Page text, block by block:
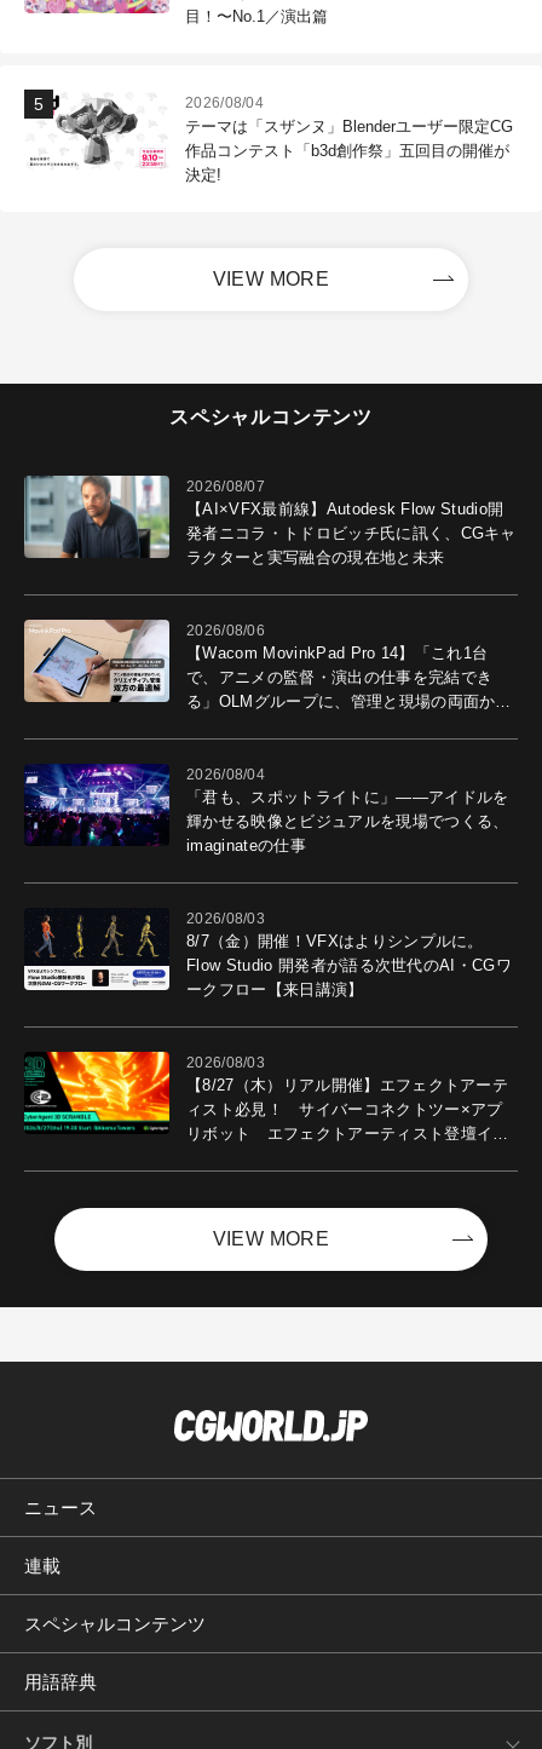
目！〜No.1／演出篇
2026/08/04
テーマは「スザンヌ」Blenderユーザー限定CG
作品コンテスト「b3d創作祭」五回目の開催が
決定!
VIEW MORE
スペシャルコンテンツ
2026/08/07
【AI×VFX最前線】Autodesk Flow Studio開
発者ニコラ・トドロビッチ氏に訊く、CGキャ
ラクターと実写融合の現在地と未来
2026/08/06
【Wacom MovinkPad Pro 14】「これ1台
で、アニメの監督・演出の仕事を完結でき
る」OLMグループに、管理と現場の両面から
2026/08/04
「君も、スポットライトに」――アイドルを
輝かせる映像とビジュアルを現場でつくる、
imaginateの仕事
2026/08/03
8/7（金）開催！VFXはよりシンプルに。
Flow Studio 開発者が語る次世代のAI・CGワ
ークフロー【来日講演】
2026/08/03
【8/27（木）リアル開催】エフェクトアーテ
ィスト必見！ サイバーコネクトツー×アプ
リボット エフェクトアーティスト登壇イベ
VIEW MORE
ニュース
連載
スペシャルコンテンツ
用語辞典
ソフト別